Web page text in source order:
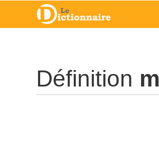
Définition